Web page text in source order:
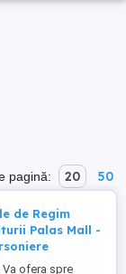
pagină: 20 50
de Regim
Palas Mall -
ofera spre